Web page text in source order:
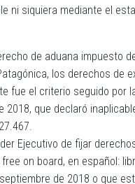
ni siquiera mediante el
de aduana impuesto
los derechos
fue el criterio seguido por
2018, que declaró
Ejecutivo de fijar
on board, en español:
de 2018 o que